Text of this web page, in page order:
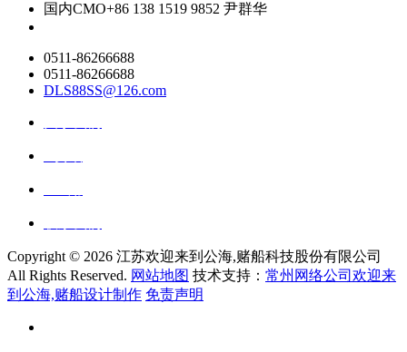
国内CMO+86 138 1519 9852 尹群华
0511-86266688
0511-86266688
DLS88SS@126.com
Copyright © 2026 江苏欢迎来到公海,赌船科技股份有限公司
All Rights Reserved. 网站地图 技术支持： 常州网络公司欢迎来
到公海,赌船设计制作 免责声明